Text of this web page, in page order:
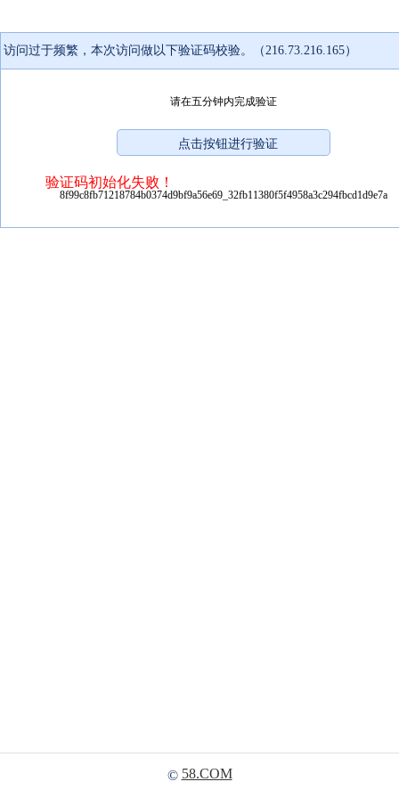
访问过于频繁，本次访问做以下验证码校验。（216.73.216.165）
请在五分钟内完成验证
验证码初始化失败！
8f99c8fb71218784b0374d9bf9a56e69_32fb11380f5f4958a3c294fbcd1d9e7a
© 58.COM